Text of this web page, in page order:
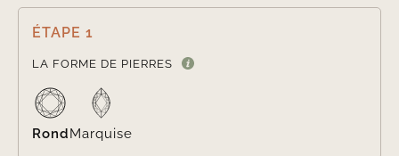
ÉTAPE 1
LA FORME DE PIERRES
Rond Marquise